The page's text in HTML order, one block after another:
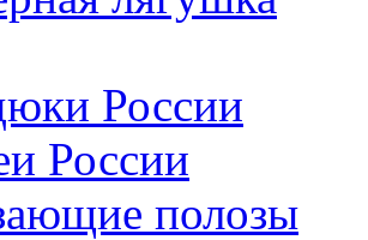
России
России
полозы